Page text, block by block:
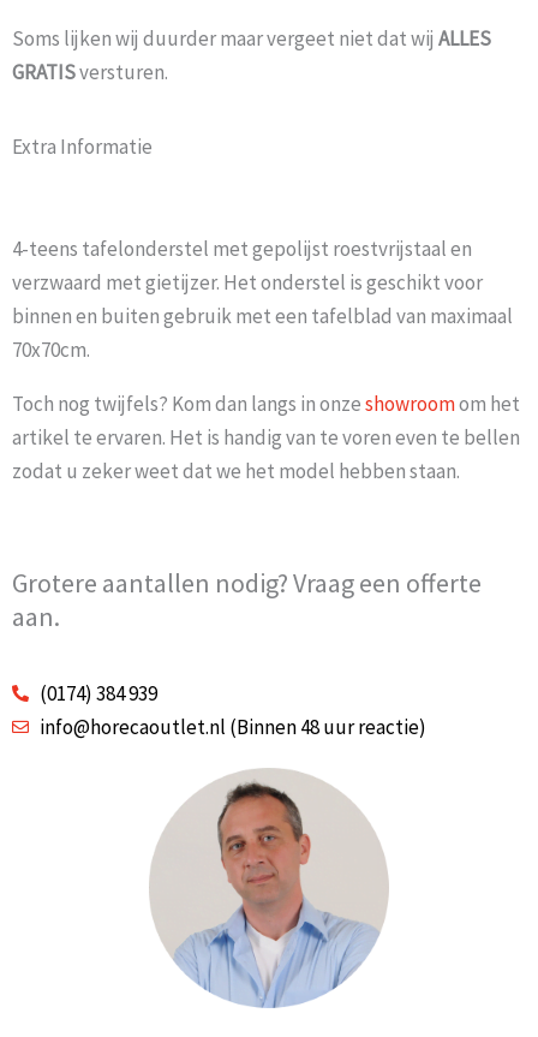
Soms lijken wij duurder maar vergeet niet dat wij ALLES
GRATISversturen.
Extra Informatie
4-teens tafelonderstel met gepolijst roestvrijstaal en
verzwaard met gietijzer. Het onderstel is geschikt voor
binnen en buiten gebruik met een tafelblad van maximaal
70x70cm.
Toch nog twijfels? Kom dan langs in onzeshowroomom het
artikel te ervaren. Het is handig van te voren even te bellen
zodat u zeker weet dat we het model hebben staan.
Grotere aantallen nodig? Vraag een offerte
aan.
(0174) 384 939
info@horecaoutlet.nl (Binnen 48 uur reactie)